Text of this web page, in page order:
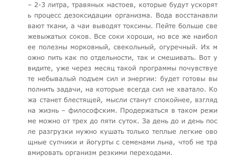
– 2-3 литра, травяных настоев, которые будут ускорят
ь процесс дезоксидации организма. Вода восстанавли
вают ткани, а чаи выводят токсины. Пейте больше све
жевыжатых соков. Все соки хороши, но все же наибол
ее полезны морковный, свекольный, огуречный. Их м
ожно пить как по отдельности, так и смешивать. Вот у
видите, уже через месяц такой программы почувствуе
те небывалый подъем сил и энергии: будет готовы вы
полнить задачи, на которые всегда сил не хватало. Ко
жа станет блестящей, мысли станут спокойнее, взгляд
на жизнь – философским. Продержаться в таком режи
ме можно от трех до пяти суток. За день до и день пос
ле разгрузки нужно кушать только теплые легкие ово
щные супчики и йогурты с семенами льна, чтоб не тра
вмировать организм резкими переходами.